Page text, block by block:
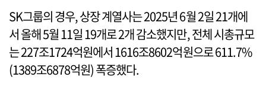
SK그룹의 경우, 상장 계열사는 2025년 6월 2일 21개에
서 올해 5월 11일 19개로 2개 감소했지만, 전체 시총규모
는 227조1724억원에서 1616조8602억원으로 611.7%
(1389조6878억원) 폭증했다.